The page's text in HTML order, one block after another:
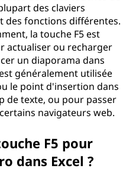
des claviers
des fonctions différentes.
la touche F5 est
actualiser ou recharger
un diaporama dans
généralement utilisée
le point d'insertion dans
de texte, ou pour passer
navigateurs web.
F5 pour
dans Excel ?